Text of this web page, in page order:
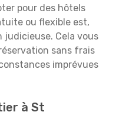
pour des hôtels
ou flexible est,
judicieuse. Cela vous
sans frais
imprévues
à St